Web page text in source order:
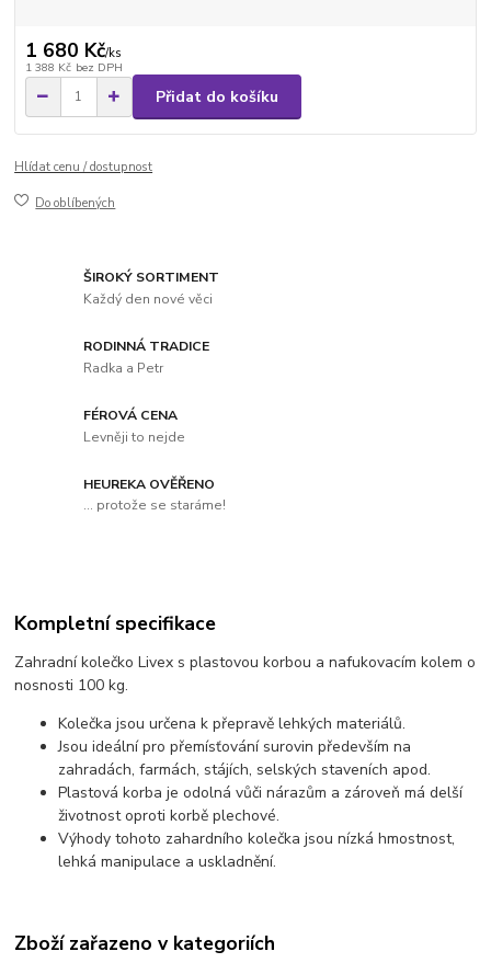
1 680 Kč/ks
1 388 Kč bez DPH
Přidat do košíku
Hlídat cenu / dostupnost
Do oblíbených
ŠIROKÝ SORTIMENT
Každý den nové věci
RODINNÁ TRADICE
Radka a Petr
FÉROVÁ CENA
Levněji to nejde
HEUREKA OVĚŘENO
... protože se staráme!
Kompletní specifikace
Zahradní kolečko Livex s plastovou korbou a nafukovacím kolem o
nosnosti 100 kg.
Kolečka jsou určena k přepravě lehkých materiálů.
Jsou ideální pro přemísťování surovin především na
zahradách, farmách, stájích, selských staveních apod.
Plastová korba je odolná vůči nárazům a zároveň má delší
životnost oproti korbě plechové.
Výhody tohoto zahardního kolečka jsou nízká hmostnost,
lehká manipulace a uskladnění.
Zboží zařazeno v kategoriích